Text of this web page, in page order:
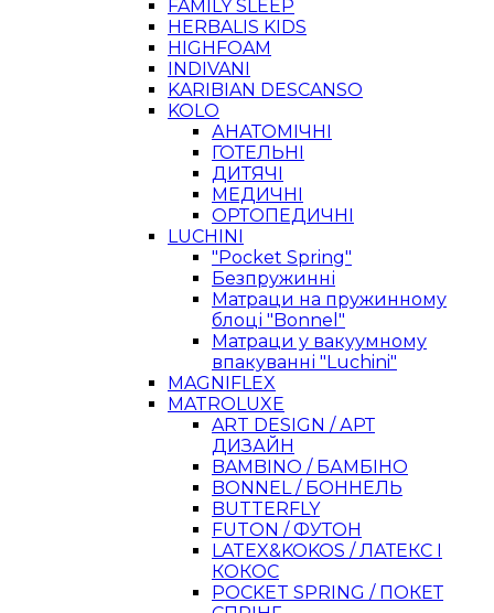
FAMILY SLEEP
HERBALIS KIDS
HIGHFOAM
INDIVANI
KARIBIAN DESCANSO
KOLO
АНАТОМІЧНІ
ГОТЕЛЬНІ
ДИТЯЧІ
МЕДИЧНІ
ОРТОПЕДИЧНІ
LUCHINI
"Pocket Spring"
Безпружинні
Матраци на пружинному
блоці "Bonnel"
Матраци у вакуумному
впакуванні "Luchini"
MAGNIFLEX
MATROLUXE
ART DESIGN / АРТ
ДИЗАЙН
BAMBINO / БАМБІНО
BONNEL / БОННЕЛЬ
BUTTERFLY
FUTON / ФУТОН
LATEX&KOKOS / ЛАТЕКС І
КОКОС
POCKET SPRING / ПОКЕТ